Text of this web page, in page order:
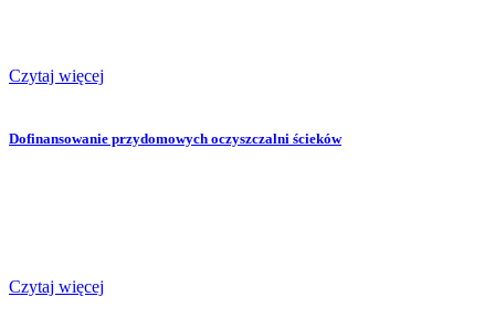
Czytaj więcej
Dofinansowanie przydomowych oczyszczalni ścieków
Czytaj więcej